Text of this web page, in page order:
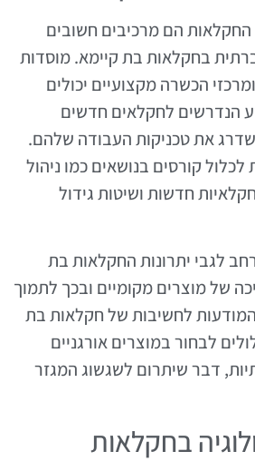
החקלאות הם מרכיבים חשובים
בחקלאות בת קיימא. מוסדות
הכשרה מקצועיים יכולים
הנדרשים לחקלאים חדשים
את טכניקות העבודה שלהם.
לכלול קורסים בנושאים כמו ניהול
חדשות ושיטות גידול
לגבי יתרונות החקלאות בת
של מוצרים מקומיים ובכך לתמוך
לחשיבות של חקלאות בת
לבחור במוצרים אורגניים
דבר שיתרום לשגשוג המגזר
בחקלאות